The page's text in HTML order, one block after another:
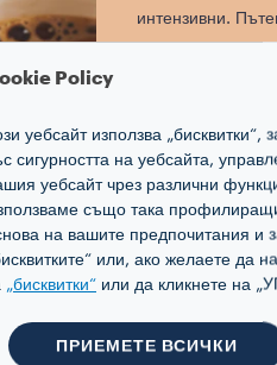
интензивни.
всяка чашка.
с технологията за
тези блендове запазват
Policy
уебсайт използва
сигурността на уебсайта,
уебсайт чрез различни
също така
на вашите предпочитания и
или, ако желаете да
„бисквитки“ или да кликнете
ПРИЕМЕТЕ ВСИЧКИ